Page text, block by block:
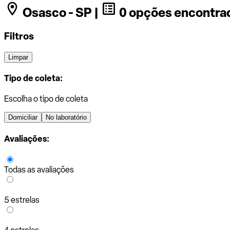
Osasco - SP | 0 opções
Filtros
Limpar
Tipo de coleta:
Escolha o tipo de coleta
Domiciliar No laboratório
Avaliações:
Todas as avaliações
5 estrelas